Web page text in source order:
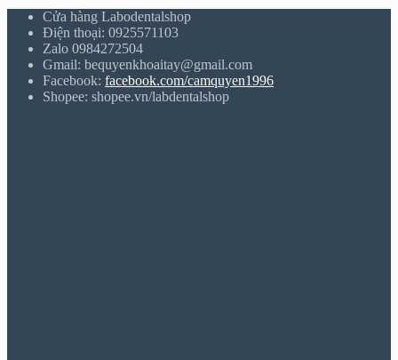
Cửa hàng Labodentalshop
Điện thoại: 0925571103
Zalo 0984272504
Gmail: bequyenkhoaitay@gmail.com
Facebook: facebook.com/camquyen1996
Shopee: shopee.vn/labdentalshop